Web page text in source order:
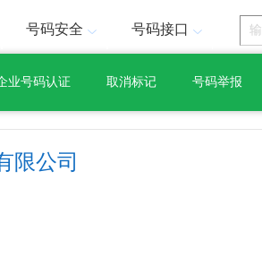
号码安全 号码接口
业号码认证 取消标记 号码举报
限公司